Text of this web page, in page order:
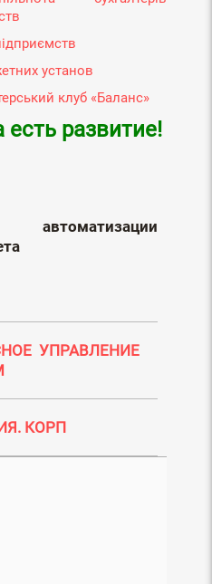
установ
клуб «Баланс»
развитие!
УПРАВЛЕНИЕ
КОРП